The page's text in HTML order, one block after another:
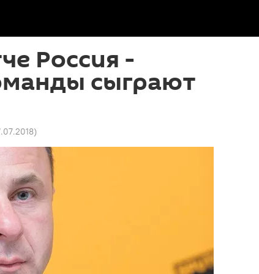
Россия -
сыграют
)